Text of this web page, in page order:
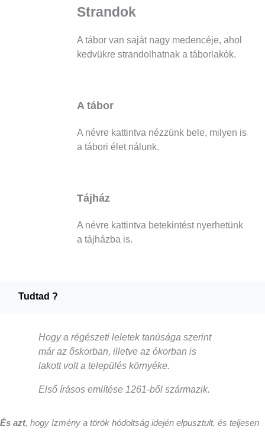
Strandok
A tábor van saját nagy medencéje, ahol
kedvükre strandolhatnak a táborlakók.
A tábor
A névre kattintva nézzünk bele, milyen is
a tábori élet nálunk.
Tájház
A névre kattintva betekintést nyerhetünk
a tájházba is.
Tudtad ?
Hogy a régészeti leletek tanúsága szerint
már az őskorban, illetve az ókorban is
lakott volt a település környéke.
Első írásos említése 1261-ből származik.
És azt, hogy Izmény a török hódoltság idején elpusztult, és teljesen